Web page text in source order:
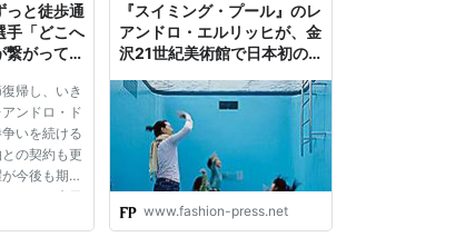
っと徒歩通
手「どこへ
繋がってい
なんでも
門新聞
帰し、いき
ンドロ・ド
いを続ける
の契約も更
今後も期待
ドロは来日
けていま
『スイミング・プール』のレ
アンドロ・エルリッヒが、金
沢21世紀美術館で日本初の
www.fashion-press.net